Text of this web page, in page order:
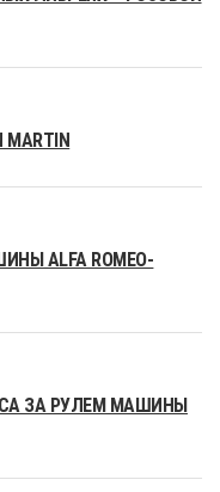
ALFA ROMEO-
ЗА РУЛЕМ МАШИНЫ